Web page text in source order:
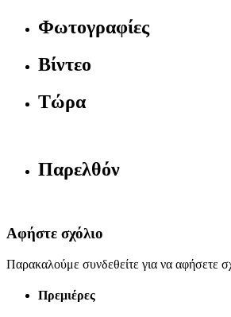
Φωτογραφίες
Βίντεο
Τώρα
Παρελθόν
Αφήστε σχόλιο
Παρακαλούμε συνδεθείτε για να αφήσετε
Πρεμιέρες